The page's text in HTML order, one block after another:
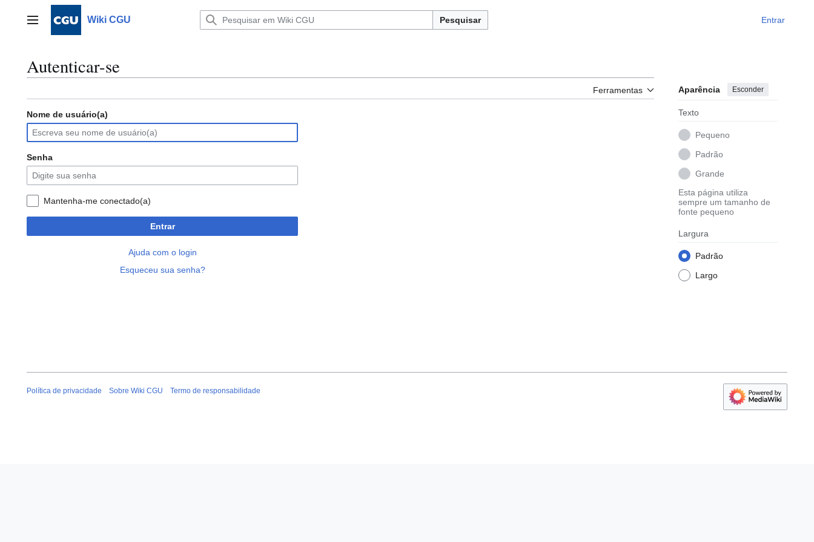
Menu principalWiki CGU Pesquisar Entrar
Autenticar-se
Ferramentas Aparência Esconder
Texto
Pequeno
Padrão
Grande
Esta página utiliza
sempre um tamanho de
fonte pequeno
Largura
Padrão
Largo
Nome de usuário(a)
Senha
Mantenha-me conectado(a)
Entrar
Ajuda com o login
Esqueceu sua senha?
Política de privacidade Sobre Wiki CGU Termo de responsabilidade